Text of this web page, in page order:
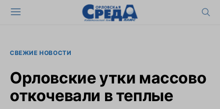
СВЕЖИЕ НОВОСТИ
Орловские утки массово
откочевали в теплые